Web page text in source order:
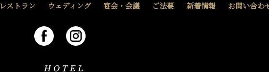
レストラン ウェディング 宴会・会議 ご法要 新着情報 お問い合わ